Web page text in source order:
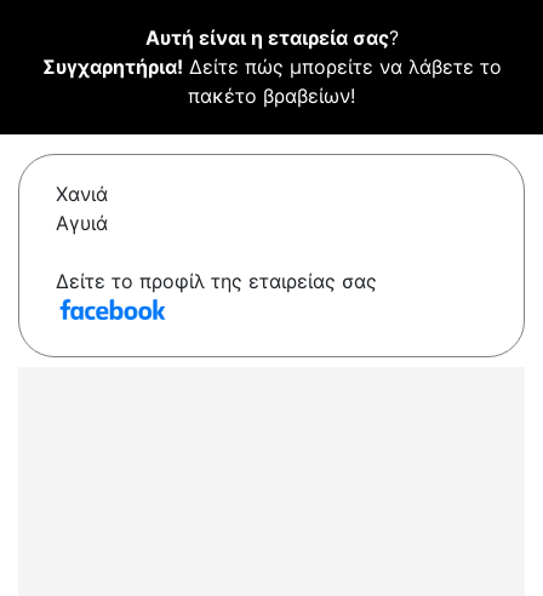
Αυτή είναι η εταιρεία σας?
Συγχαρητήρια! Δείτε πώς μπορείτε να λάβετε το
πακέτο βραβείων!
Χανιά
Αγυιά
Δείτε το προφίλ της εταιρείας σας